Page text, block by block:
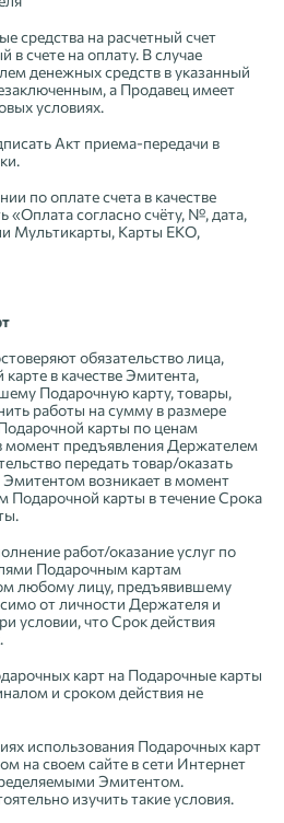
средства на расчетный счет
в счете на оплату. В случае
денежных средств в указанный
а Продавец имеет
условиях.
Акт приема-передачи в
по оплате счета в качестве
«Оплата согласно счёту, №, дата,
Мультикарты, Карты ЕКО,
обязательство лица,
в качестве Эмитента,
Подарочную карту, товары,
работы на сумму в размере
карты по ценам
предъявления Держателем
передать товар/оказать
возникает в момент
Подарочной карты в течение Срока
работ/оказание услуг по
Подарочным картам
любому лицу, предъявившему
от личности Держателя и
условии, что Срок действия
карт на Подарочные карты
и сроком действия не
использования Подарочных карт
на своем сайте в сети Интернет
Эмитентом.
изучить такие условия.